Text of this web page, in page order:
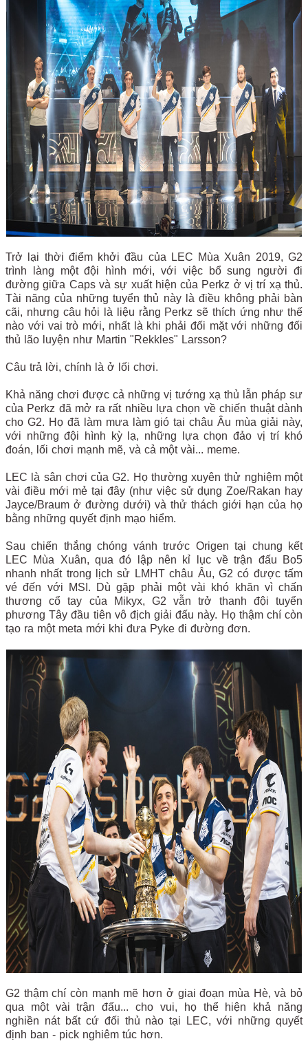
Trở lại thời điểm khởi đầu của LEC Mùa Xuân 2019, G2
trình làng một đội hình mới, với việc bổ sung người đi
đường giữa Caps và sự xuất hiện của Perkz ở vị trí xạ thủ.
Tài năng của những tuyển thủ này là điều không phải bàn
cãi, nhưng câu hỏi là liệu rằng Perkz sẽ thích ứng như thế
nào với vai trò mới, nhất là khi phải đối mặt với những đối
thủ lão luyện như Martin "Rekkles" Larsson?
Câu trả lời, chính là ở lối chơi.
Khả năng chơi được cả những vị tướng xạ thủ lẫn pháp sư
của Perkz đã mở ra rất nhiều lựa chọn về chiến thuật dành
cho G2. Họ đã làm mưa làm gió tại châu Âu mùa giải này,
với những đội hình kỳ lạ, những lựa chọn đảo vị trí khó
đoán, lối chơi mạnh mẽ, và cả một vài... meme.
LEC là sân chơi của G2. Họ thường xuyên thử nghiệm một
vài điều mới mẻ tại đây (như việc sử dụng Zoe/Rakan hay
Jayce/Braum ở đường dưới) và thử thách giới hạn của họ
bằng những quyết định mạo hiểm.
Sau chiến thắng chóng vánh trước Origen tại chung kết
LEC Mùa Xuân, qua đó lập nên kỉ lục về trận đấu Bo5
nhanh nhất trong lịch sử LMHT châu Âu, G2 có được tấm
vé đến với MSI. Dù gặp phải một vài khó khăn vì chấn
thương cổ tay của Mikyx, G2 vẫn trở thanh đội tuyển
phương Tây đầu tiên vô địch giải đấu này. Họ thậm chí còn
tạo ra một meta mới khi đưa Pyke đi đường đơn.
G2 thậm chí còn mạnh mẽ hơn ở giai đoạn mùa Hè, và bỏ
qua một vài trận đấu... cho vui, họ thể hiện khả năng
nghiền nát bất cứ đối thủ nào tại LEC, với những quyết
định ban - pick nghiêm túc hơn.